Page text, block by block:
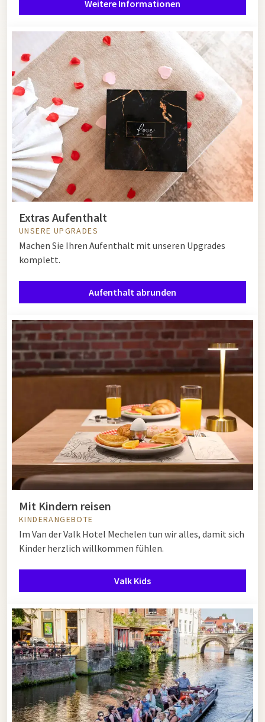
Weitere Informationen
Extras Aufenthalt
UNSERE UPGRADES
Machen Sie Ihren Aufenthalt mit unseren Upgrades
komplett.
Aufenthalt abrunden
Mit Kindern reisen
KINDERANGEBOTE
Im Van der Valk Hotel Mechelen tun wir alles, damit sich
Kinder herzlich willkommen fühlen.
Valk Kids